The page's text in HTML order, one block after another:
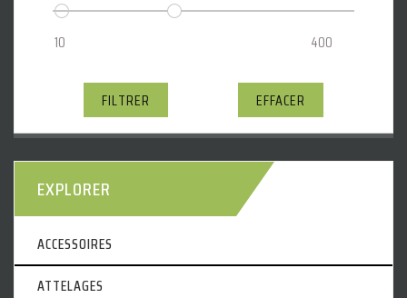
FILTRER EFFACER
EXPLORER
ACCESSOIRES
ATTELAGES